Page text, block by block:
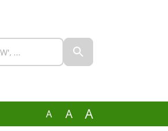
A A A